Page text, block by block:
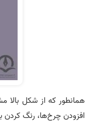
همانطور که از شکل
افزودن چرخ‌ها، رنگ کردن